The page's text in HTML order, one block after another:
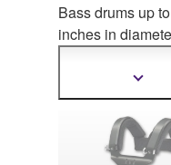
Bass drums up
inches in
sition using the
MBCHA high
arm, which is
separately.
더
자
한
정
보